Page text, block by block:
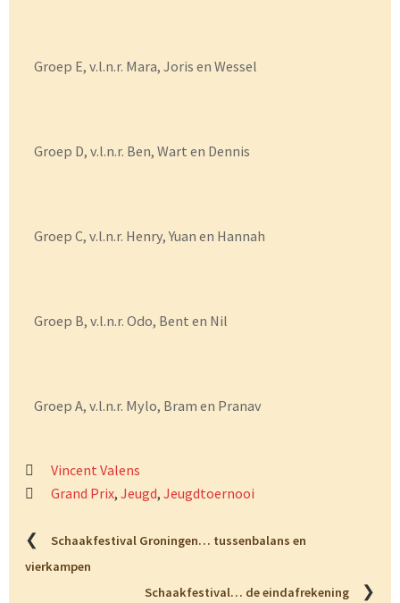
Groep E, v.l.n.r. Mara, Joris en Wessel
Groep D, v.l.n.r. Ben, Wart en Dennis
Groep C, v.l.n.r. Henry, Yuan en Hannah
Groep B, v.l.n.r. Odo, Bent en Nil
Groep A, v.l.n.r. Mylo, Bram en Pranav
Vincent Valens
Grand Prix, Jeugd, Jeugdtoernooi
❮
Schaakfestival Groningen… tussenbalans en
vierkampen
Schaakfestival… de eindafrekening
❯